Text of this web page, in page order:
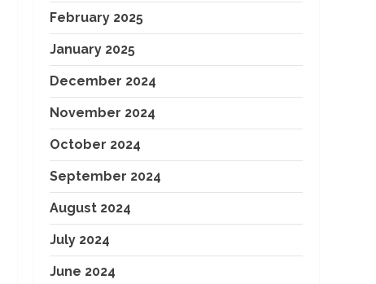
February 2025
January 2025
December 2024
November 2024
October 2024
September 2024
August 2024
July 2024
June 2024